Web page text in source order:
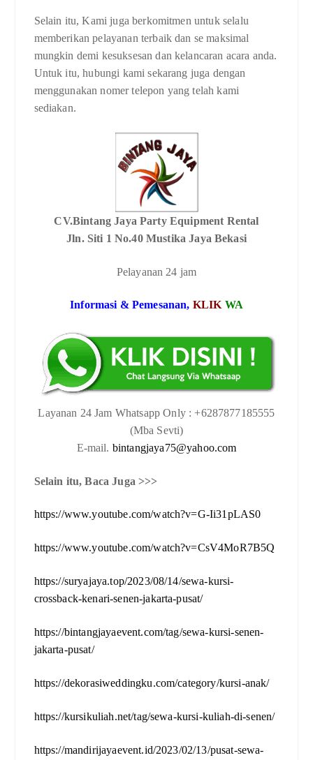
Selain itu, Kami juga berkomitmen untuk selalu
memberikan pelayanan terbaik dan se maksimal
mungkin demi kesuksesan dan kelancaran acara anda.
Untuk itu, hubungi kami sekarang juga dengan
menggunakan nomer telepon yang telah kami
sediakan.
CV.Bintang Jaya Party Equipment Rental
Jln. Siti 1 No.40 Mustika Jaya Bekasi
Pelayanan 24 jam
Informasi & Pemesanan, KLIK WA
Layanan 24 Jam Whatsapp Only : +6287877185555
(Mba Sevti)
E-mail. bintangjaya75@yahoo.com
Selain itu, Baca Juga >>>
https://www.youtube.com/watch?v=G-Ii31pLAS0
https://www.youtube.com/watch?v=CsV4MoR7B5Q
https://suryajaya.top/2023/08/14/sewa-kursi-
crossback-kenari-senen-jakarta-pusat/
https://bintangjayaevent.com/tag/sewa-kursi-senen-
jakarta-pusat/
https://dekorasiweddingku.com/category/kursi-anak/
https://kursikuliah.net/tag/sewa-kursi-kuliah-di-senen/
https://mandirijayaevent.id/2023/02/13/pusat-sewa-